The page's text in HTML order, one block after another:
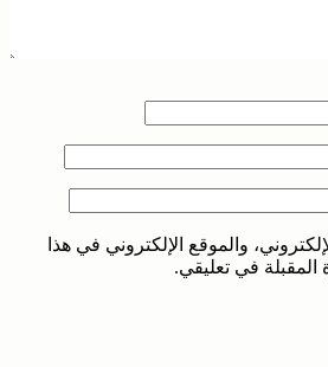
والموقع الإلكتروني في هذا
المقبلة في تعليقي.